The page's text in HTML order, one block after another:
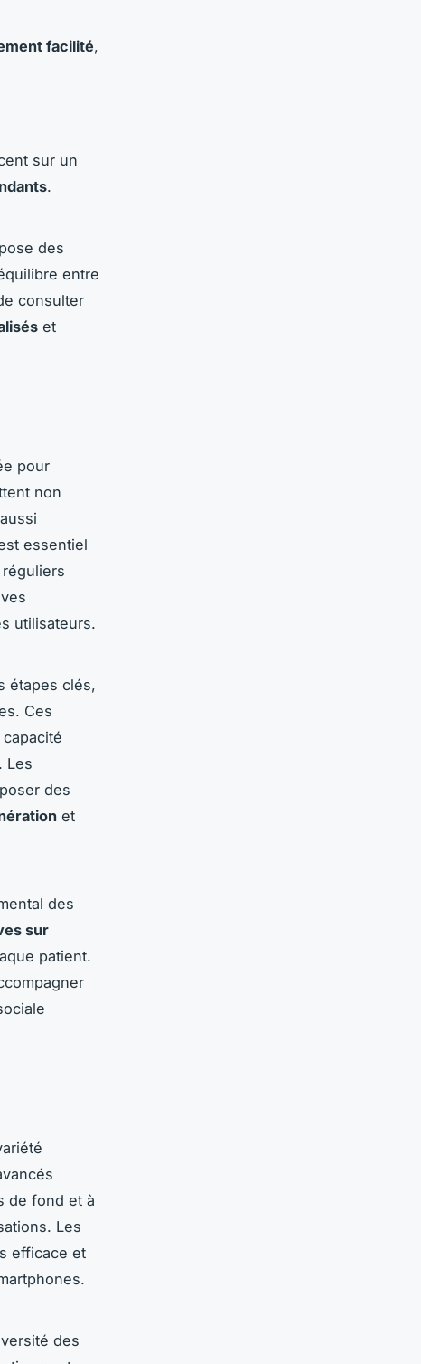
facilité,
sur un
.
des
entre
consulter
et
pour
non
essentiel
utilisateurs.
étapes clés,
Ces
. Les
des
et
des
sur
patient.
de fond et à
Les
efficace et
des